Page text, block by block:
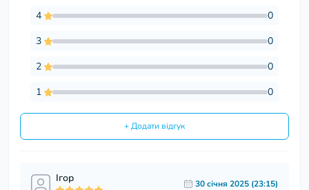
4
0
3
0
2
0
1
0
+ Додати відгук
Ігор 30 cічня 2025 (23:15)